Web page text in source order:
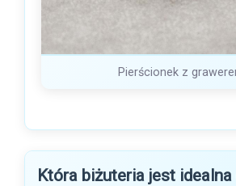
Pierścionek z
Która biżuteria jest idealna